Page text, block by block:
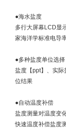
●海水盐度
多行大屏幕LCD显
家海洋学标准电导
●多种盐度单位选择
盐度【ppt】、实际
位结果
●自动温度补偿
盐度测量对温度变
快速温度补偿盐度